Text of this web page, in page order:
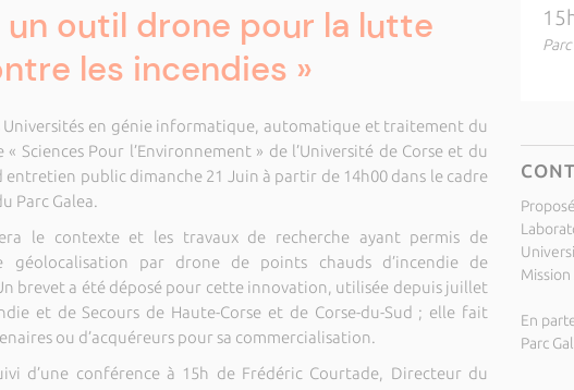
un outil drone pour la lutte
les incendies »
Universités en génie informatique, automatique et traitement du
Sciences Pour l’Environnement » de l’Université de Corse et du
entretien public dimanche 21 Juin à partir de 14h00 dans le cadre
Parc Galea.
le contexte et les travaux de recherche ayant permis de
géolocalisation par drone de points chauds d’incendie de
brevet a été déposé pour cette innovation, utilisée depuis juillet
et de Secours de Haute-Corse et de Corse-du-Sud ; elle fait
ou d’acquéreurs pour sa commercialisation.
d’une conférence à 15h de Frédéric Courtade, Directeur du
En
Parc